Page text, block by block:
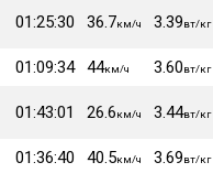
01:25:30 36.7км/ч 3.39вт/кг
01:09:34 44км/ч 3.60вт/кг
01:43:01 26.6км/ч 3.44вт/кг
01:36:40 40.5км/ч 3.69вт/кг